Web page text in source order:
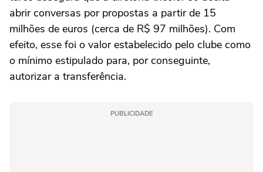
abrir conversas por propostas a partir de 15
milhões de euros (cerca de R$ 97 milhões). Com
efeito, esse foi o valor estabelecido pelo clube como
o mínimo estipulado para, por conseguinte,
autorizar a transferência.
PUBLICIDADE